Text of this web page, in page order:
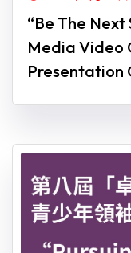
“Be The Next
Media Video
Presentation